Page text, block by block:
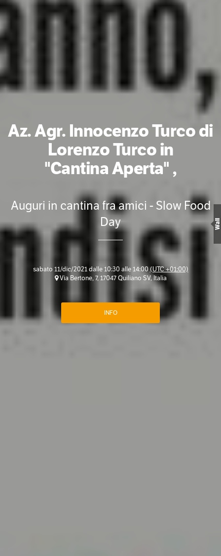
Az. Agr. Innocenzo Turco di
Lorenzo Turco in
"Cantina Aperta" ,
Auguri in cantina fra amici - Slow Food
Day
sabato 11/dic/2021 dalle 10:30 alle 14:00(UTC +01:00)
Via Bertone, 7, 17047 Quiliano SV, Italia
INFO
Wall